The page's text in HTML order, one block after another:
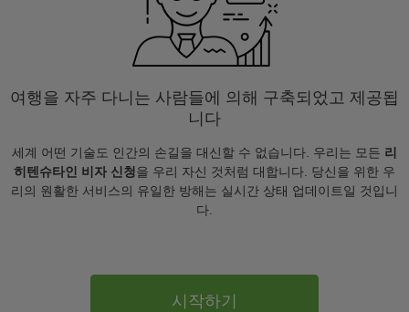
여행을 자주 다니는 사람들에 의해 구축되었고 제공됩
니다
세계 어떤 기술도 인간의 손길을 대신할 수 없습니다. 우리는 모든 리
히텐슈타인 비자 신청을 우리 자신 것처럼 대합니다. 당신을 위한 우
리의 원활한 서비스의 유일한 방해는 실시간 상태 업데이트일 것입니
다.
시작하기